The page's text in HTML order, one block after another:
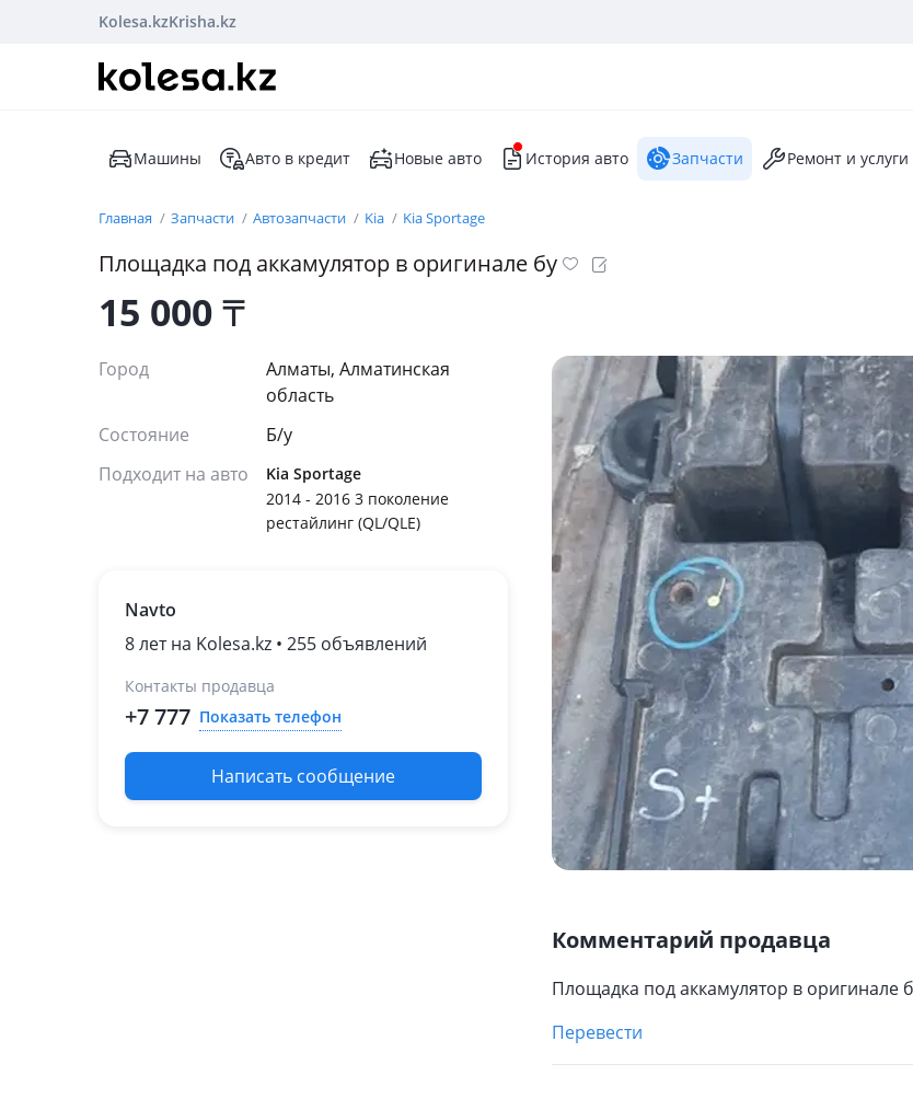
Kolesa.kzKrisha.kz
Машины Авто в кредит Новые авто История авто Запчасти Ремонт и услуги
Главная Запчасти Автозапчасти Kia Kia Sportage
Площадка под аккамулятор в оригинале бу
15 000₸
Город
Алматы, Алматинская
область
Состояние
Б/y
Подходит на авто
Kia Sportage
2014 - 2016 3 поколение
рестайлинг (QL/QLE)
Navto
8 лет на Kolesa.kz • 255 объявлений
Контакты продавца
+7 777 Показать телефон
Написать сообщение
Комментарий продавца
Площадка под аккамулятор в оригинале
Перевести